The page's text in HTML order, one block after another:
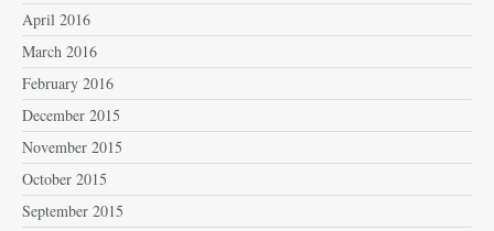
April 2016
March 2016
February 2016
December 2015
November 2015
October 2015
September 2015